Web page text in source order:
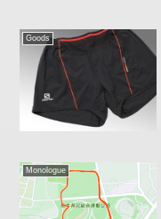
Goods
Monologue